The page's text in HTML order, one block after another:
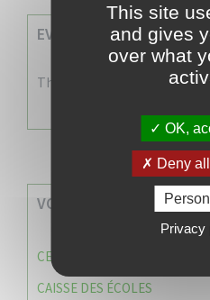
EVENEMENTS A VENIR
There are no events
VOS SERVICES
CENTRE COMMUNAL
CAISSE DES ÉCOLES
This site
and gives
over what
OK,
Deny
Privacy